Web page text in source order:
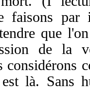
faisons
que
de la
là. Sans